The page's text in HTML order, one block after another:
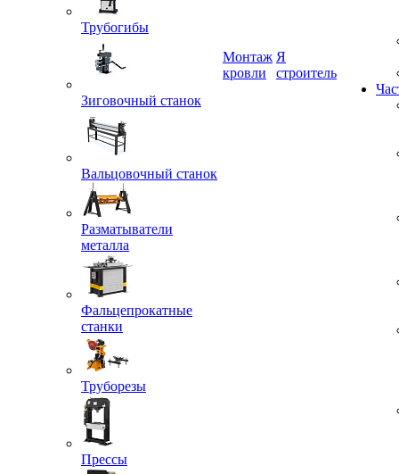
Трубогибы
Зиговочный станок
Вальцовочный станок
Разматыватели
металла
Фальцепрокатные
станки
Труборезы
Прессы